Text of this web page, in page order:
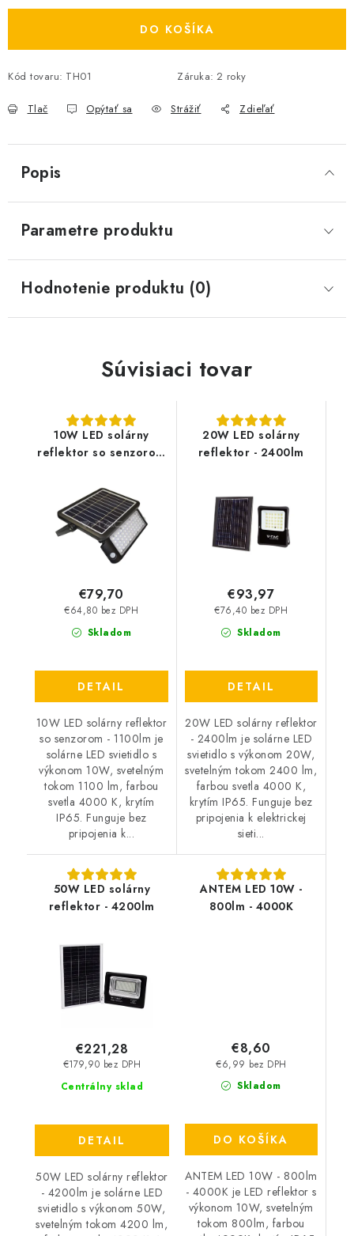
DO KOŠÍKA
Kód tovaru: TH01 Záruka: 2 roky
Tlač Opýtať sa Strážiť Zdieľať
Popis
Parametre produktu
Hodnotenie produktu (0)
Súvisiaci tovar
10W LED solárny
reflektor so senzorom
Skladom
€64,80 bez DPH
€79,70
DETAIL
10W LED solárny reflektor
so senzorom - 1100lm je
solárne LED svietidlo s
výkonom 10W, svetelným
tokom 1100 lm, farbou
svetla 4000 K, krytím
IP65. Funguje bez
pripojenia k...
20W LED solárny
reflektor - 2400lm
Skladom
€76,40 bez DPH
€93,97
DETAIL
20W LED solárny reflektor
- 2400lm je solárne LED
svietidlo s výkonom 20W,
svetelným tokom 2400 lm,
farbou svetla 4000 K,
krytím IP65. Funguje bez
pripojenia k elektrickej
sieti...
50W LED solárny
reflektor - 4200lm
Centrálny sklad
€179,90 bez DPH
€221,28
DETAIL
50W LED solárny reflektor
- 4200lm je solárne LED
svietidlo s výkonom 50W,
svetelným tokom 4200 lm,
ANTEM LED 10W -
800lm - 4000K
Skladom
€6,99 bez DPH
€8,60
DO KOŠÍKA
ANTEM LED 10W - 800lm
- 4000K je LED reflektor s
výkonom 10W, svetelným
tokom 800lm, farbou